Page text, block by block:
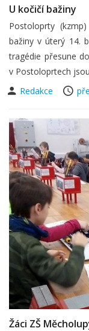
U kočičí bažiny
Postoloprty
bažiny v úterý 14.
tragédie přesune
v Postoloprtech
Redakce
Žáci ZŠ